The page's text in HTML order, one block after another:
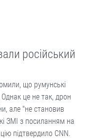
російський
що румунські
це не так, дрон
але "не становив
ЗМІ з посиланням на
підтвердило CNN.